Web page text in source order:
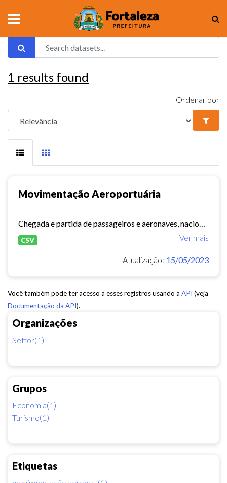
Organizações
Setfor(1)
Grupos
Economia(1)
Turismo(1)
Etiquetas
1 results found
Ordenar por
Movimentação Aeroportuária
Ver mais
CSV
Atualização: 15/05/2023
Você também pode ter acesso a esses registros usando a API (veja
Documentação da API).